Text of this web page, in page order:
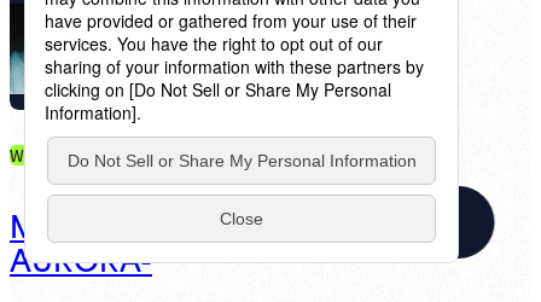
2024
6.23 (Sun)
WEB購入限定
May J. Billboard Live Tour 2024 -
AURORA-